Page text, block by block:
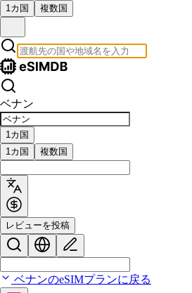
1カ国 複数国
ベナン
1カ国
1カ国
複数国
レビューを投稿
ベナンのeSIMプランに戻る